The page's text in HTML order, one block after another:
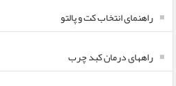
راهنمای انتخاب کت و پالتو
راههای درمان کبد چرب